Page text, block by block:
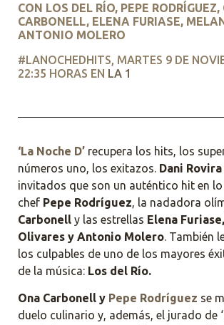
CON LOS DEL RÍO, PEPE
CARBONELL, ELENA FURIASE,
ANTONIO MOLERO
#LANOCHEDHITS, MARTES 9 DE
22:35 HORAS EN LA 1
‘La Noche D’ recupera los hits, los
números uno, los exitazos. Dani Rovira
invitados que son un auténtico hit en
chef Pepe Rodríguez, la nadadora
Carbonell y las estrellas Elena
Olivares y Antonio Molero. También
los culpables de uno de los mayores
de la música: Los del Río.
Ona Carbonell y Pepe Rodríguez se
duelo culinario y, además, el jurado de